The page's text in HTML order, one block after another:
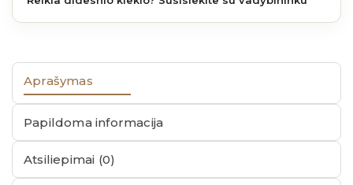
Aprašymas
Papildoma informacija
Atsiliepimai (0)